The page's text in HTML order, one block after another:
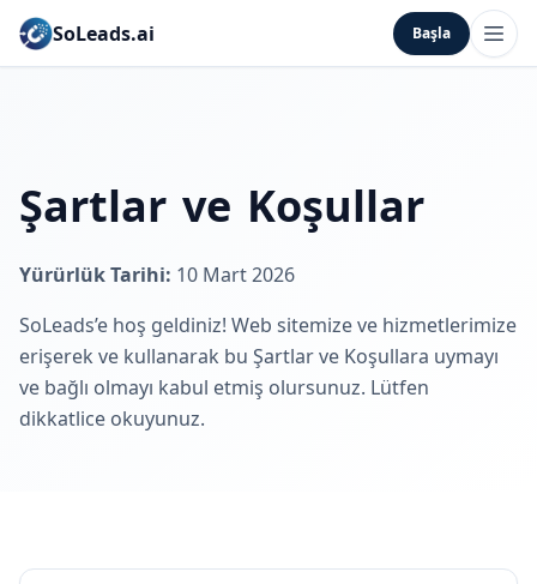
SoLeads.ai Başla
Şartlar ve Koşullar
Yürürlük Tarihi: 10 Mart 2026
SoLeads’e hoş geldiniz! Web sitemize ve hizmetlerimize
erişerek ve kullanarak bu Şartlar ve Koşullara uymayı
ve bağlı olmayı kabul etmiş olursunuz. Lütfen
dikkatlice okuyunuz.